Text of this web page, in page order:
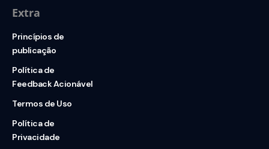
Extra
Princípios de
publicação
Política de
Feedback Acionável
Termos de Uso
Política de
Privacidade